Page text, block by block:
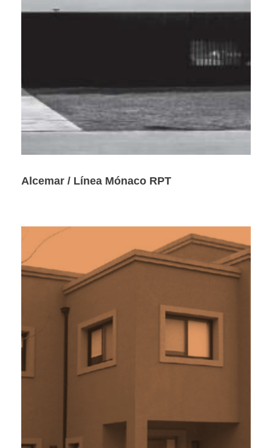
Alcemar / Línea Mónaco RPT